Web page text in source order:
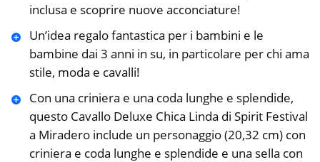
inclusa e scoprire nuove acconciature!
Un’idea regalo fantastica per i bambini e le
bambine dai 3 anni in su, in particolare per chi ama
stile, moda e cavalli!
Con una criniera e una coda lunghe e splendide,
questo Cavallo Deluxe Chica Linda di Spirit Festival
a Miradero include un personaggio (20,32 cm) con
criniera e coda lunghe e splendide e una sella con